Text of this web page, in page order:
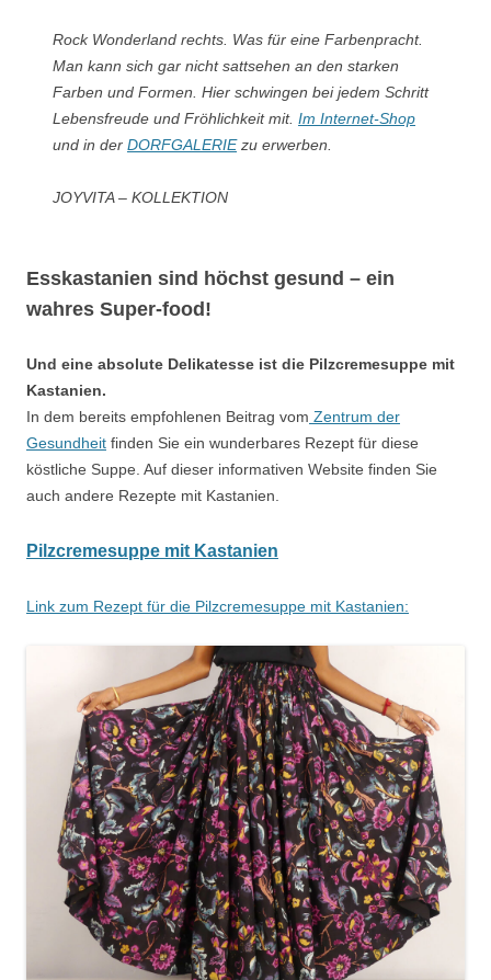
Rock Wonderland rechts. Was für eine Farbenpracht.
Man kann sich gar nicht sattsehen an den starken
Farben und Formen. Hier schwingen bei jedem Schritt
Lebensfreude und Fröhlichkeit mit. Im Internet-Shop
und in der DORFGALERIEzu erwerben.
JOYVITA – KOLLEKTION
Esskastanien sind höchst gesund – ein
wahres Super-food!
Und eine absolute Delikatesse ist die Pilzcremesuppe mit
Kastanien.
In dem bereits empfohlenen Beitrag vom Zentrum der
Gesundheit finden Sie ein wunderbares Rezept für diese
köstliche Suppe. Auf dieser informativen Website finden Sie
auch andere Rezepte mit Kastanien.
Pilzcremesuppe mit Kastanien
Link zum Rezept für die Pilzcremesuppe mit Kastanien: